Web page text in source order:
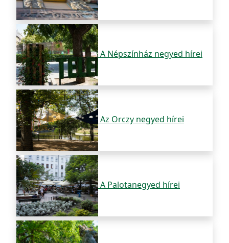
A Népszínház negyed hírei
Az Orczy negyed hírei
A Palotanegyed hírei